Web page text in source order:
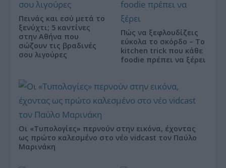
Πεινάς και εσύ μετά το
ξενύχτι; 5 καντίνες
στην Αθήνα που
σώζουν τις βραδινές
σου λιγούρες
Πώς να ξεφλουδίζεις
εύκολα το σκόρδο – Το
kitchen trick που κάθε
foodie πρέπει να ξέρει
Οι «Τυπολογίες» περνούν στην εικόνα, έχοντας
ως πρώτο καλεσμένο στο νέο vidcast τον Παύλο
Μαρινάκη